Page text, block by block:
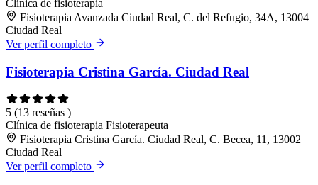
Clínica de fisioterapia
Fisioterapia Avanzada Ciudad Real, C. del Refugio, 34A, 13004
Ciudad Real
Ver perfil completo
Fisioterapia Cristina García. Ciudad Real
5 (13 reseñas )
Clínica de fisioterapia Fisioterapeuta
Fisioterapia Cristina García. Ciudad Real, C. Becea, 11, 13002
Ciudad Real
Ver perfil completo